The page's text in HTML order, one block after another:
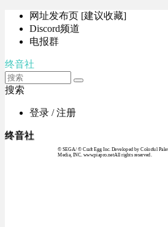
网址发布页 [建议收藏]
Discord频道
电报群
终音社
搜索
登录 / 注册
终音社
© SEGA / © Craft Egg Inc. Developed by Colorful
Media, INC. www.piapro.netAll rights reserved.